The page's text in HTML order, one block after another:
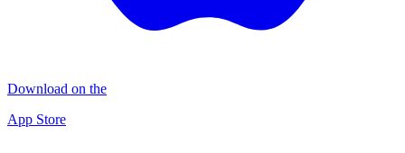
Download on the
App Store